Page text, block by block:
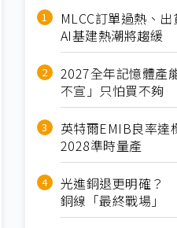
MLCC訂單過熱、
AI基建熱潮將趨緩
2027全年記憶體
不宣」只怕買不夠
英特爾EMIB良率
2028準時量產
光進銅退更明確？
銅線「最終戰場」